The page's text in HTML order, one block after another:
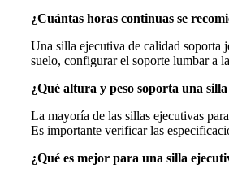
¿Cuántas horas continuas se
Una silla ejecutiva de calidad soporta
suelo, configurar el soporte lumbar a
¿Qué altura y peso soporta una
La mayoría de las sillas ejecutivas
Es importante verificar las
¿Qué es mejor para una silla